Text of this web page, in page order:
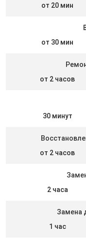
от 20 мин
от 30 мин
от 2 часов
30 минут
от 2 часов
2 часа
Замена
1 час